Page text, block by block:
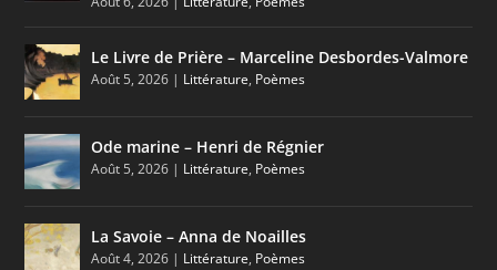
Le Livre de Prière – Marceline Desbordes-Valmore
Août 5, 2026 | Littérature, Poèmes
Ode marine – Henri de Régnier
Août 5, 2026 | Littérature, Poèmes
La Savoie – Anna de Noailles
Août 4, 2026 | Littérature, Poèmes